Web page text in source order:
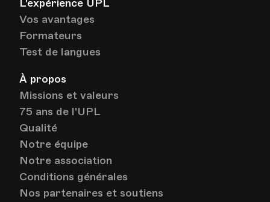
L'expérience UPL
Vos avantages
Formateurs
Test de langues
À propos
Missions et valeurs
75 ans de l'UPL
Qualité
Notre équipe
Notre association
Conditions générales
Nos partenaires et soutiens